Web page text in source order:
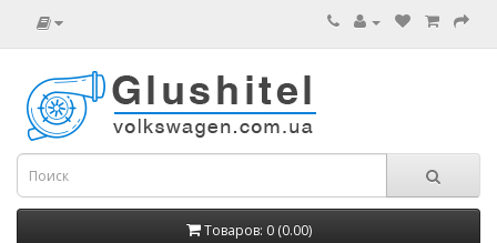
Товаров: 0 (0.00)